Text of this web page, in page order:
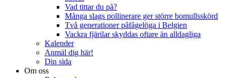
Vad tittar du på?
Många slags pollinerare ger större bomullsskörd
Två generationer påfågelöga i Belgien
Vackra fjärilar skyddas oftare än alldagliga
Kalender
Anmäl dig här!
Din sida
Om oss